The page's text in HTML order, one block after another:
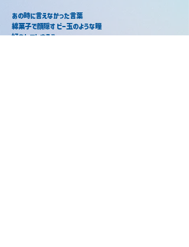
あの時に言えなかった言葉
綿菓子で顔隠す ビー玉のような瞳
好きしてしまうや